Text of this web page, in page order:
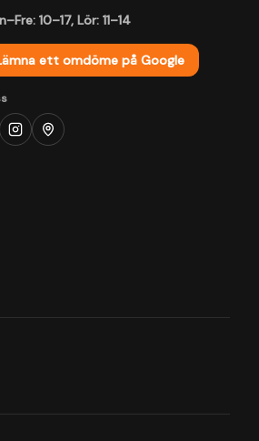
10–17, Lör: 11–14
ett omdöme på Google